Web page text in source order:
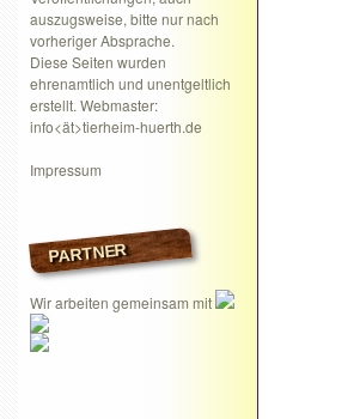
auszugsweise, bitte nur nach
vorheriger Absprache.
Diese Seiten wurden
ehrenamtlich und unentgeltlich
erstellt. Webmaster:
info<ät>tierheim-huerth.de
Impressum
PARTNER
Wir arbeiten gemeinsam mit